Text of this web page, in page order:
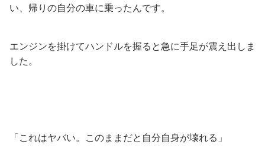
い、帰りの自分の車に乗ったんです。
エンジンを掛けてハンドルを握ると急に手足が震え出しま
した。
「これはヤバい。このままだと自分自身が壊れる」